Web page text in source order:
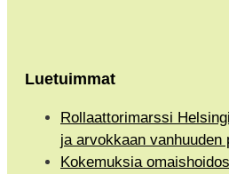
Luetuimmat
Rollaattorimarssi
ja arvokkaan vanhuuden
Kokemuksia